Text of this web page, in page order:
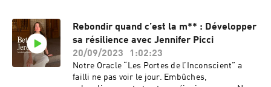
m’encourage à développer ce podcast. Merci
! Où me retrouver ?Sur Instagram
: https://www.instagram.com/betty_jereczekSu
r mon site : https://bettyjereczek.frVia le
programme Libre & ConfianteHébergé par
Ausha. Visitez ausha.co/politique-de-
conseils pour se libérer des injonctions sociales
et trouver l'amour selon ses propres termes.De
l’importance de la prise de conscience de nos
mécanismes et de nos blessures pour nous
protéger des rencontres amoureuses
Rebondir quand c’est la m** : Développer
sa résilience avec Jennifer Picci
20/09/2023
1:02:23
Notre Oracle “Les Portes de l’Inconscient” a
failli ne pas voir le jour. Embûches,